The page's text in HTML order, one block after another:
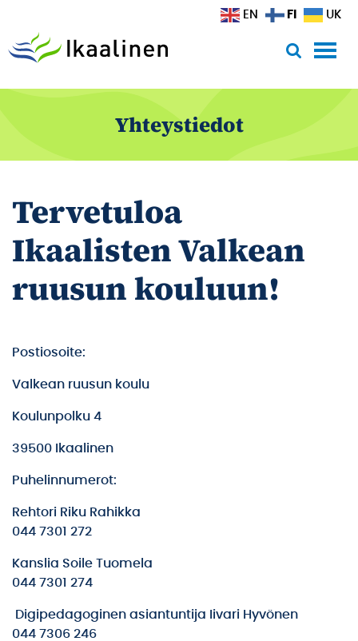
Yhteystiedot
Tervetuloa
Ikaalisten Valkean
ruusun kouluun!
Postiosoite:
Valkean ruusun koulu
Koulunpolku 4
39500 Ikaalinen
Puhelinnumerot:
Rehtori Riku Rahikka
044 7301 272
Kanslia Soile Tuomela
044 7301 274
Digipedagoginen asiantuntija Iivari Hyvönen
044 7306 246
EN FI UK